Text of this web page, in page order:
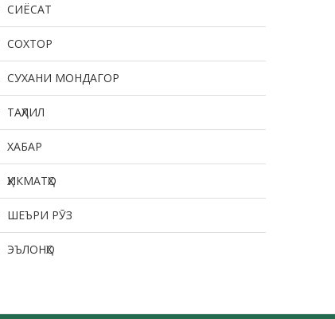
СИЁСАТ
СОХТОР
СУХАНИ МОНДАГОР
ТАҲЛИЛ
ХАБАР
ҲИКМАТҲО
ШЕЪРИ РӮЗ
ЭЪЛОНҲО